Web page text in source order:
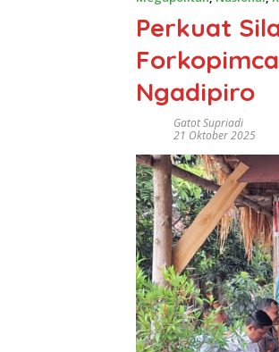
Perkuat
Ngadipiro
Gatot Supriadi
21 Oktober 2025